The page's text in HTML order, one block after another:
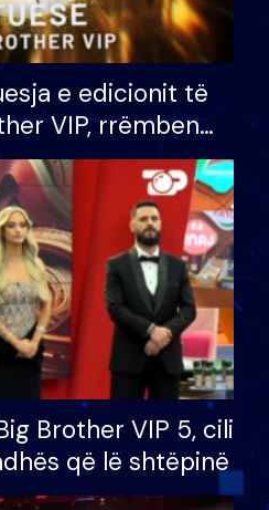
e edicionit të
VIP, rrëmben
100 mijë eurosh
Brother VIP 5, cili
që lë shtëpinë